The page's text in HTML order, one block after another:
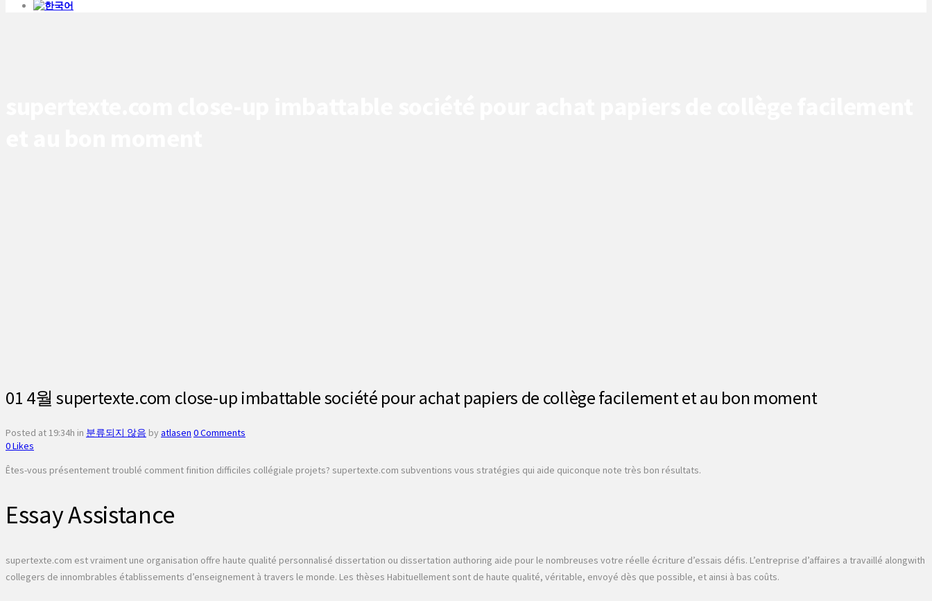
01 4월 supertexte.com close-up imbattable société pour achat papiers de collège facilement et au bon moment
Posted at 19:34h in 분류되지 않음 by atlasen 0 Comments
0Likes
Êtes-vous présentement troublé comment finition difficiles collégiale projets? supertexte.com subventions vous stratégies qui aide quiconque note très bon résultats.
Essay Assistance
supertexte.com est vraiment une organisation offre haute qualité personnalisé dissertation ou dissertation authoring aide pour le nombreuses votre réelle écriture d’essais défis. L’entreprise d’affaires a travaillé alongwith
collegers de innombrables établissements d’enseignement à travers le monde. Les thèses Habituellement sont de haute qualité, véritable, envoyé dès que possible, et ainsi à bas coûts.